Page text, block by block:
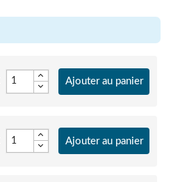
Ajouter au panier
Ajouter au panier